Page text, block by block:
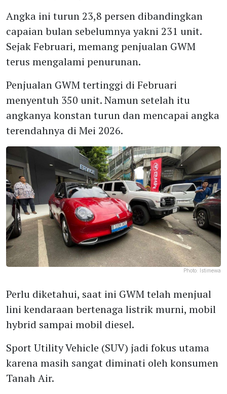
Angka ini turun 23,8 persen dibandingkan
capaian bulan sebelumnya yakni 231 unit.
Sejak Februari, memang penjualan GWM
terus mengalami penurunan.
Penjualan GWM tertinggi di Februari
menyentuh 350 unit. Namun setelah itu
angkanya konstan turun dan mencapai angka
terendahnya di Mei 2026.
Photo: Istimewa
Perlu diketahui, saat ini GWM telah menjual
lini kendaraan bertenaga listrik murni, mobil
hybrid sampai mobil diesel.
Sport Utility Vehicle (SUV) jadi fokus utama
karena masih sangat diminati oleh konsumen
Tanah Air.